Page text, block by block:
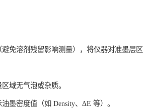
免溶剂残留影响测量），将仪器对准墨层区
域无气泡或杂质。
墨密度值（如 Density、ΔE 等）。